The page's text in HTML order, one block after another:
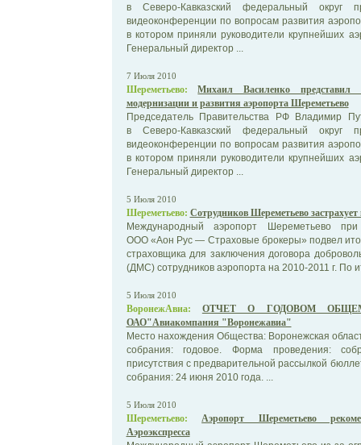
в Северо-Кавказский федеральный
видеоконференции по вопросам развития
в котором приняли руководители крупнейших
Генеральный директор ...
7 Июля 2010
Шереметьево:
Михаил Василенко
модернизации и развития аэропорта Шереметьево
Председатель Правительства РФ Владимир
в Северо-Кавказский федеральный
видеоконференции по вопросам развития
в котором приняли руководители крупнейших
Генеральный директор ...
5 Июля 2010
Шереметьево: Сотрудников Шереметьево
Международный аэропорт Шереметьево при
ООО «Аон Рус — Страховые брокеры» подвел
страховщика для заключения договора
(ДМС) сотрудников аэропорта на 2010-2011 г. По
5 Июля 2010
ВоронежАвиа:
ОТЧЕТ О ГОДОВОМ
ОАО"Авиакомпания "Воронежавиа"
Место нахождения Общества: Воронежская
собрания: годовое. Форма проведения:
присутствия с предварительной рассылкой
собрания: 24 июня 2010 года. ...
5 Июля 2010
Шереметьево:
Аэропорт Шереметьево
Аэроэкспресса